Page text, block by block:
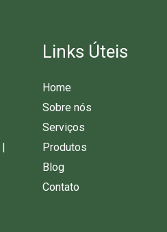
Links Úteis
Home
Sobre nós
Serviços
Produtos
Blog
Contato